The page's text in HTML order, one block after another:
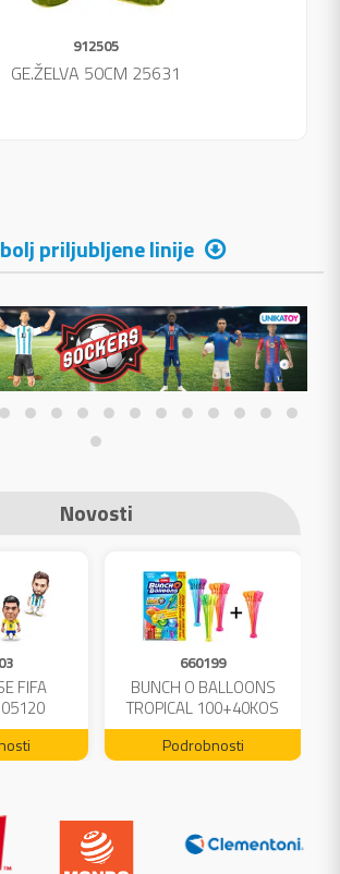
912505
GE.ŽELVA 50CM 25631
priljubljene linije
Novosti
FIFA
660199
BUNCH O BALLOONS
TROPICAL 100+40KOS
FREE 04199
Podrobnosti